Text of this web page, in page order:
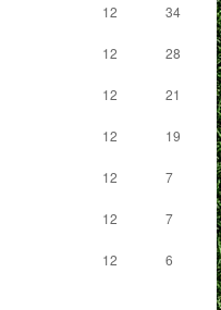
12 34
12 28
12 21
12 19
12 7
12 7
12 6